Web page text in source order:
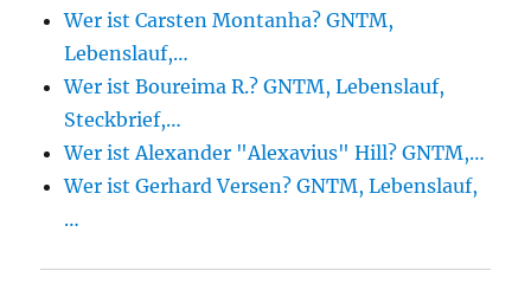
Wer ist Carsten Montanha? GNTM,
Lebenslauf,…
Wer ist Boureima R.? GNTM, Lebenslauf,
Steckbrief,…
Wer ist Alexander "Alexavius" Hill? GNTM,…
Wer ist Gerhard Versen? GNTM, Lebenslauf,
…